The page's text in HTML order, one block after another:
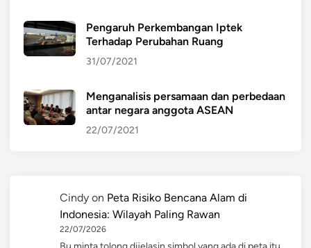
Pengaruh Perkembangan Iptek
Terhadap Perubahan Ruang
31/07/2021
Menganalisis persamaan dan perbedaan
antar negara anggota ASEAN
22/07/2021
Cindy on Peta Risiko Bencana Alam di
Indonesia: Wilayah Paling Rawan
22/07/2026